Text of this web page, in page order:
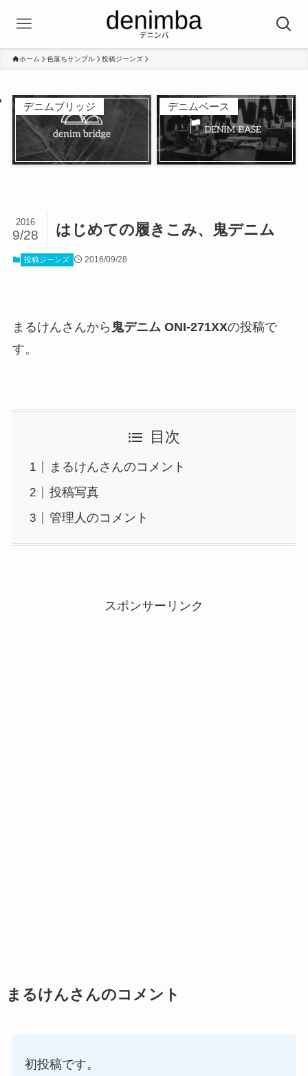
ホーム 色落ちサンプル 投稿ジーンズ
デニムブリッジ デニムベース
はじめての履きこみ、鬼デニム
2016
9/28
投稿ジーンズ 2016/09/28
まるけんさんから 鬼デニム ONI-271XXの投稿で
す。
目次
まるけんさんのコメント
投稿写真
管理人のコメント
スポンサーリンク
まるけんさんのコメント
初投稿です。